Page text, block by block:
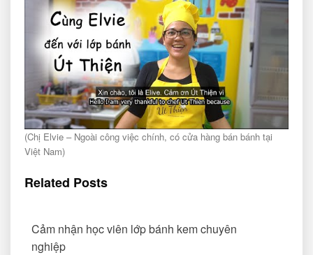
(Chị Elvie – Ngoài công việc chính, có cửa hàng bán bánh tại
Việt Nam)
Related Posts
Cảm nhận học viên lớp bánh kem chuyên
nghiệp